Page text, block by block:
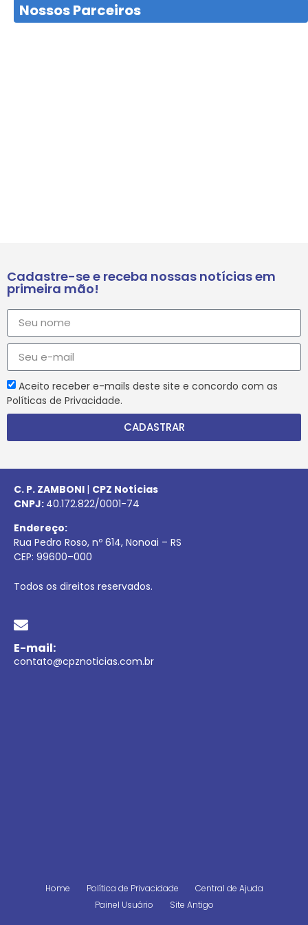
Nossos Parceiros
Cadastre-se e receba nossas notícias em
primeira mão!
Aceito receber e-mails deste site e concordo com as
Políticas de Privacidade.
CADASTRAR
C. P. ZAMBONI | CPZ Notícias
CNPJ: 40.172.822/0001-74
Endereço:
Rua Pedro Roso, nº 614, Nonoai – RS
CEP: 99600–000
Todos os direitos reservados.
E-mail:
contato@cpznoticias.com.br
Home Política de Privacidade
Central de Ajuda
Painel Usuário
Site Antigo